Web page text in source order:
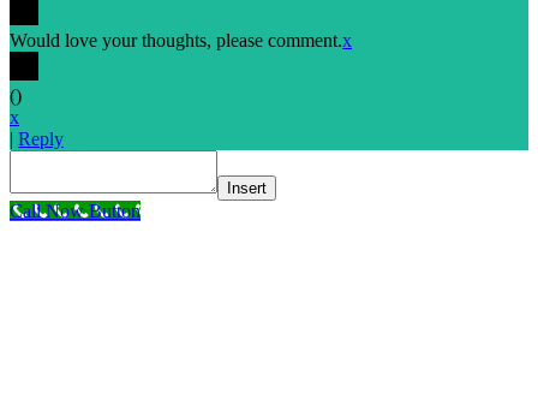
Would love your thoughts, please comment.x
()
x
| Reply
Insert
Call Now Button